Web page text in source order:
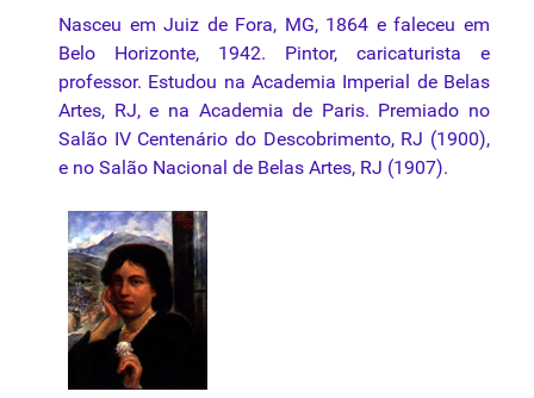
Nasceu emJuiz de Fora, MG, 1864 efaleceu em
Belo
Horizonte, 1942. Pintor, caricaturista e
professor. Estudou na Academia Imperial de Belas
Artes, RJ, e na Academia de Paris. Premiado no
Salão IV Centenário do Descobrimento, RJ (1900),
e no Salão Nacional de Belas Artes, RJ (1907).